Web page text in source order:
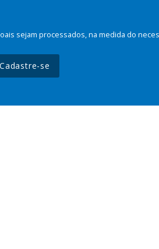
sejam processados, na medida do
Cadastre-se